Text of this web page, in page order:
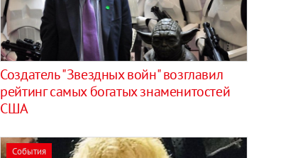
Создатель "Звездных войн" возглавил
рейтинг самых богатых знаменитостей
США
События